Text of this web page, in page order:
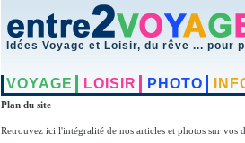
Idées Voyage et Loisir, du rêve ... pour
VOYAGE LOISIR PHOTO
Plan du site
Retrouvez ici l'intégralité de nos articles et photos sur vos